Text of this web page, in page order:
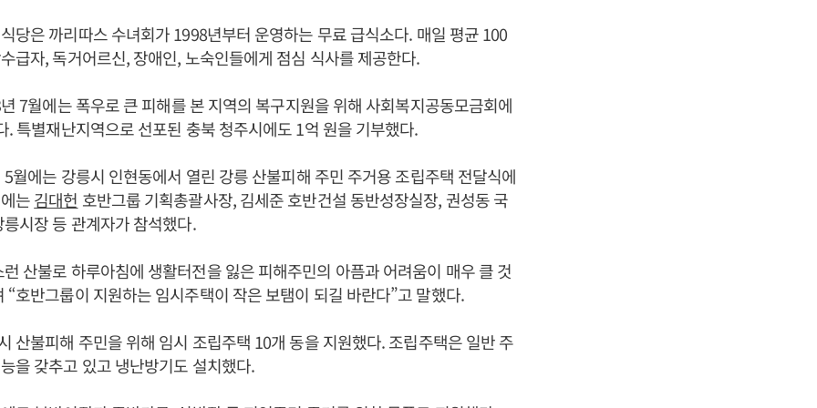
당은 까리따스 수녀회가 1998년부터 운영하는 무료 급식소다. 매일 평균 100
급자, 독거어르신, 장애인, 노숙인들에게 점심 식사를 제공한다.
7월에는 폭우로 큰 피해를 본 지역의 복구지원을 위해 사회복지공동모금회에
. 특별재난지역으로 선포된 충북 청주시에도 1억 원을 기부했다.
월에는 강릉시 인현동에서 열린 강릉 산불피해 주민 주거용 조립주택 전달식에
는김대헌 호반그룹 기획총괄사장, 김세준 호반건설 동반성장실장, 권성동 국
시장 등 관계자가 참석했다.
산불로 하루아침에 생활터전을 잃은 피해주민의 아픔과 어려움이 매우 클 것
“호반그룹이 지원하는 임시주택이 작은 보탬이 되길 바란다”고 말했다.
산불피해 주민을 위해 임시 조립주택 10개 동을 지원했다. 조립주택은 일반 주
을 갖추고 있고 냉난방기도 설치했다.